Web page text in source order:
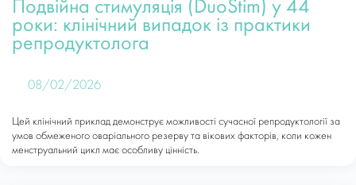
Подвійна стимуляція (DuoStim) у 44
роки: клінічний випадок із практики
репродуктолога
08/02/2026
Цей клінічний приклад демонструє можливості сучасної репродуктології за
умов обмеженого оваріального резерву та вікових факторів, коли кожен
менструальний цикл має особливу цінність.